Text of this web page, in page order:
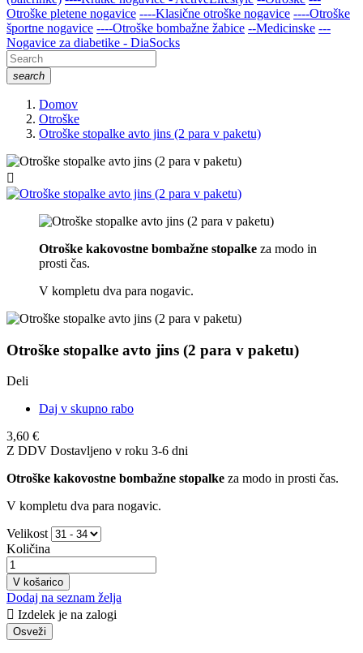
Otroške pletene nogavice ----Klasične otroške nogavice ----Otroške
športne nogavice ----Otroške bombažne žabice --Medicinske ---
Nogavice za diabetike - DiaSocks
search
Domov
Otroške
Otroške stopalke avto jins (2 para v paketu)

Otroške kakovostne bombažne stopalke za modo in
prosti čas.
V kompletu dva para nogavic.
Otroške stopalke avto jins (2 para v paketu)
Deli
Daj v skupno rabo
3,60 €
Z DDV Dostavljeno v roku 3-6 dni
Otroške kakovostne bombažne stopalke za modo in prosti čas.
V kompletu dva para nogavic.
Velikost
Količina
V košarico
Dodaj na seznam želja
 Izdelek je na zalogi